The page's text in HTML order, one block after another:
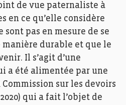
de vue paternaliste à
en ce qu’elle considère
sont pas en mesure de se
manière durable et que le
Il s’agit d’une
a été alimentée par une
sur les devoirs
qui a fait l’objet de